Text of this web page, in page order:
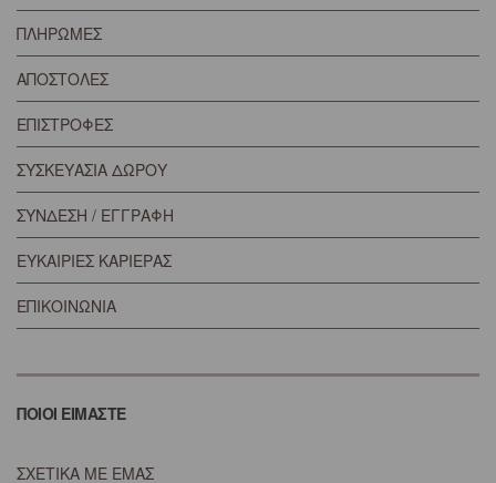
ΠΛΗΡΩΜΕΣ
ΑΠΟΣΤΟΛΕΣ
ΕΠΙΣΤΡΟΦΕΣ
ΣΥΣΚΕΥΑΣΙΑ ΔΩΡΟΥ
ΣΥΝΔΕΣΗ / ΕΓΓΡΑΦΗ
ΕΥΚΑΙΡΙΕΣ ΚΑΡΙΕΡΑΣ
ΕΠΙΚΟΙΝΩΝΙΑ
ΠΟΙΟΙ ΕΙΜΑΣΤΕ
ΣΧΕΤΙΚΑ ΜΕ ΕΜΑΣ